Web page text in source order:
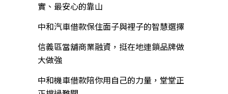
實、最安心的靠山
中和汽車借款保住面子與裡子的智慧選擇
信義區當舖商業融資，挺在地連鎖品牌做
大做強
中和機車借款陪你用自己的力量，堂堂正